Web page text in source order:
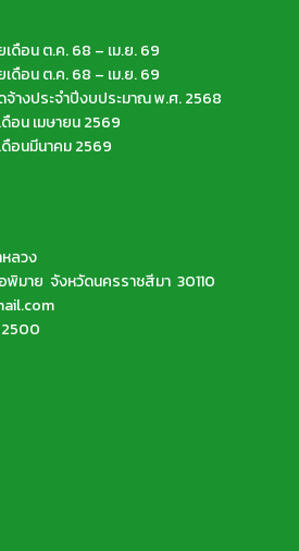
ดือน ต.ค. 68 – เม.ย. 69
ดือน ต.ค. 68 – เม.ย. 69
างประจำปีงบประมาณ พ.ศ. 2568
อน เมษายน 2569
ดือนมีนาคม 2569
ลวง
พิมาย จังหวัดนครราชสีมา 30110